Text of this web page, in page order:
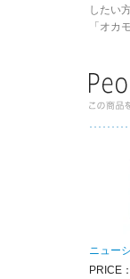
したい
「オカ
ニュー
PRICE